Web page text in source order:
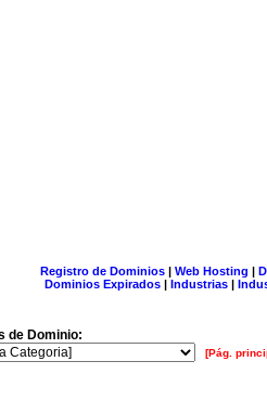
Registro de Dominios| Web Hosting |
Dominios Expirados | Industrias |
de Dominio:
[Pág.